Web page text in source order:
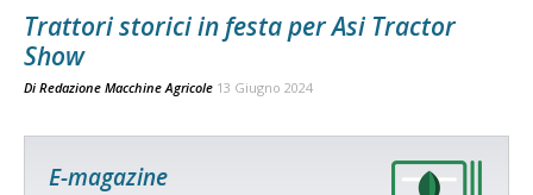
Trattori storici in festa per Asi Tractor
Show
Di Redazione Macchine Agricole 13 Giugno 2024
E-magazine